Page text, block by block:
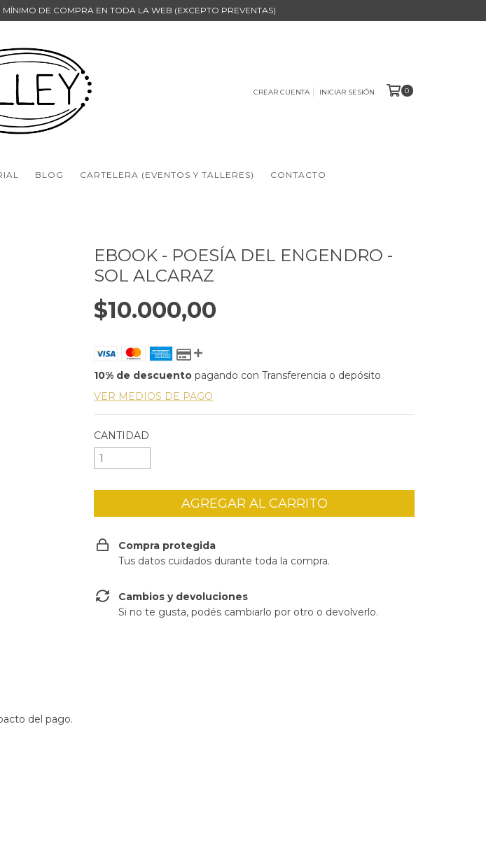
DE COMPRA EN TODA LA WEB (EXCEPTO PREVENTAS)
CREAR CUENTA INICIAR SESIÓN 0
BLOG CARTELERA (EVENTOS Y TALLERES) CONTACTO
del pago.
EBOOK - POESÍA DEL ENGENDRO -
SOL ALCARAZ
$10.000,00
10% de descuento pagando con Transferencia o depósito
VER MEDIOS DE PAGO
CANTIDAD
Compra protegida
Tus datos cuidados durante toda la compra.
Cambios y devoluciones
Si no te gusta, podés cambiarlo por otro o devolverlo.